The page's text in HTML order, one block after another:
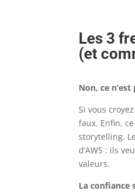
Les 3
(et
Non, ce
Si vous
faux. Enfin,
storytelling.
d’AWS : ils
valeurs.
La confiance